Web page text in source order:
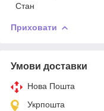
Стан
Приховати
Умови доставки
Нова Пошта
Укрпошта